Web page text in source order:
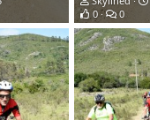
0
0